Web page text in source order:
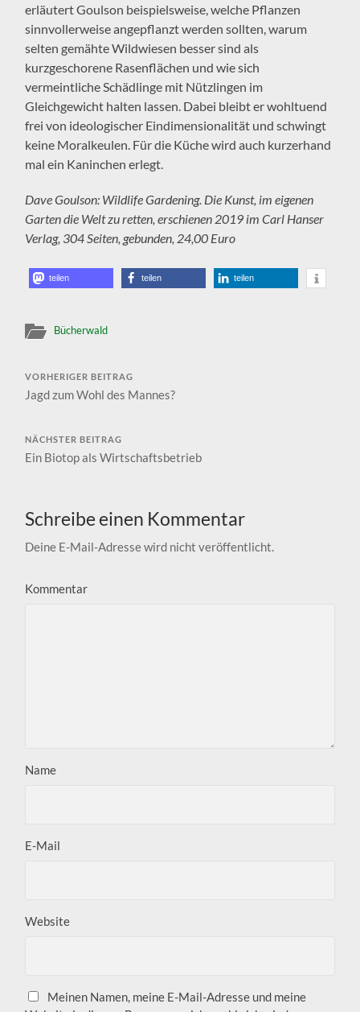
erläutert Goulson beispielsweise, welche Pflanzen
sinnvollerweise angepflanzt werden sollten, warum
selten gemähte Wildwiesen besser sind als
kurzgeschorene Rasenflächen und wie sich
vermeintliche Schädlinge mit Nützlingen im
Gleichgewicht halten lassen. Dabei bleibt er wohltuend
frei von ideologischer Eindimensionalität und schwingt
keine Moralkeulen. Für die Küche wird auch kurzerhand
mal ein Kaninchen erlegt.
Dave Goulson: Wildlife Gardening. Die Kunst, im eigenen
Garten die Welt zu retten, erschienen 2019 im Carl Hanser
Verlag, 304 Seiten, gebunden, 24,00 Euro
teilen teilen teilen
Bücherwald
VORHERIGER BEITRAG
Jagd zum Wohl des Mannes?
NÄCHSTER BEITRAG
Ein Biotop als Wirtschaftsbetrieb
Schreibe einen Kommentar
Deine E-Mail-Adresse wird nicht veröffentlicht.
Kommentar
Name
E-Mail
Website
Meinen Namen, meine E-Mail-Adresse und meine